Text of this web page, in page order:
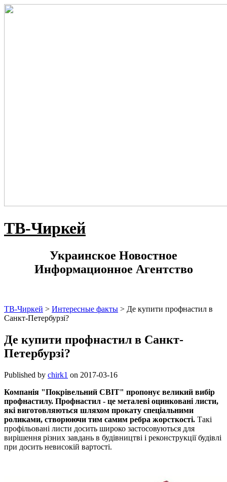
ТВ-Чиркей
Украинское Новостное
Информационное Агентство
ТВ-Чиркей > Интересные факты > Де купити профнастил в
Санкт-Петербурзі?
Де купити профнастил в Санкт-
Петербурзі?
Published by chirk1 on 2017-03-16
Компанія "Покрівельний СВІТ" пропонує великий вибір
профнастилу. Профнастил - це металеві оцинковані листи,
які виготовляються шляхом прокату спеціальними
роликами, створюючи тим самим ребра жорсткості. Такі
профільовані листи досить широко застосовуються для
вирішення різних завдань в будівництві і реконструкції будівлі
при досить невисокій вартості.